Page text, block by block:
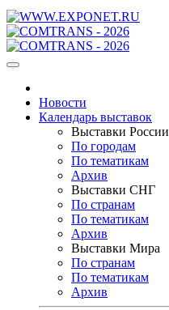
Новости
Календарь выставок
Выставки России
По городам
По тематикам
Архив
Выставки СНГ
По странам
По тематикам
Архив
Выставки Мира
По странам
По тематикам
Архив